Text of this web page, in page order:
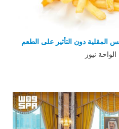
المقلية دون التأثير على الطعم
نيوز